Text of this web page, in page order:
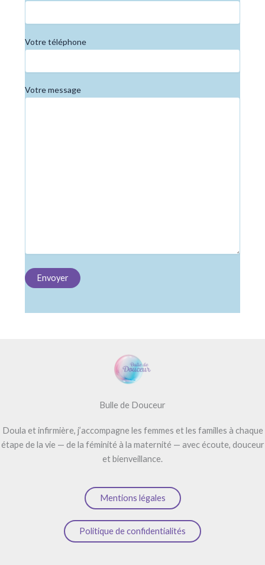
Votre téléphone
Votre message
v
e
Bulle de Douceur
Doula et infirmière, j’accompagne les femmes et les familles à chaque
étape de la vie — de la féminité à la maternité — avec écoute, douceur
et bienveillance.
Mentions légales
Politique de confidentialités